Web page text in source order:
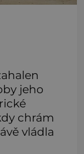
jeho
chrám
vládla